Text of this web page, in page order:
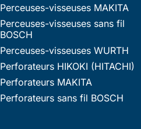
Perceuses-visseuses MAKITA
Perceuses-visseuses sans fil
BOSCH
Perceuses-visseuses WURTH
Perforateurs HIKOKI (HITACHI)
Perforateurs MAKITA
Perforateurs sans fil BOSCH